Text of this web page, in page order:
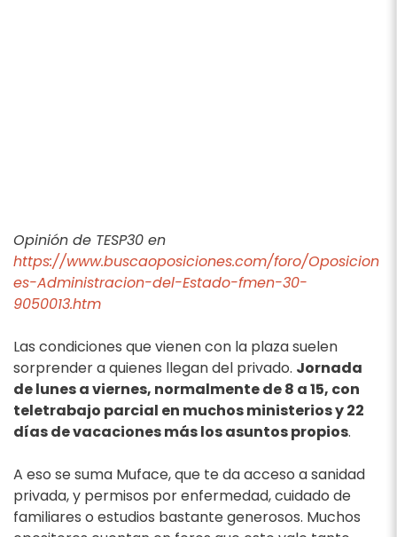
Opinión de TESP30 en
https://www.buscaoposiciones.com/foro/Oposicion
es-Administracion-del-Estado-fmen-30-
9050013.htm
Las condiciones que vienen con la plaza suelen
sorprender a quienes llegan del privado. Jornada
de lunes a viernes, normalmente de 8 a 15, con
teletrabajo parcial en muchos ministerios y 22
días de vacaciones más los asuntos propios.
A eso se suma Muface, que te da acceso a sanidad
privada, y permisos por enfermedad, cuidado de
familiares o estudios bastante generosos. Muchos